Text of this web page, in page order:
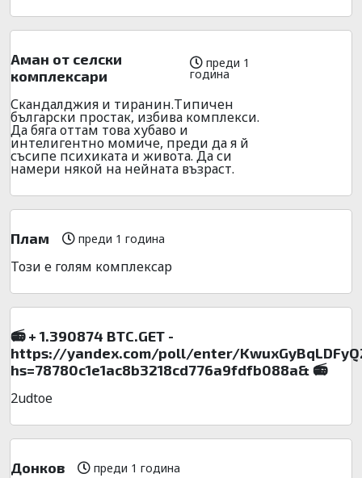
Аман от селски
комплексари
преди 1
година
Скандалджия и тиранин.Типичен
български простак, избива комплекси.
Да бяга оттам това хубаво и
интелигентно момиче, преди да я й
съсипе психиката и живота. Да си
намери някой на нейната възраст.
Плам преди 1 година
Този е голям комплексар
📻 + 1.390874 BTC.GET -
https://yandex.com/poll/enter/
hs=78780c1e1ac8b3218cd776a9fdfb088a& 📻
2udtoe
Донков преди 1 година